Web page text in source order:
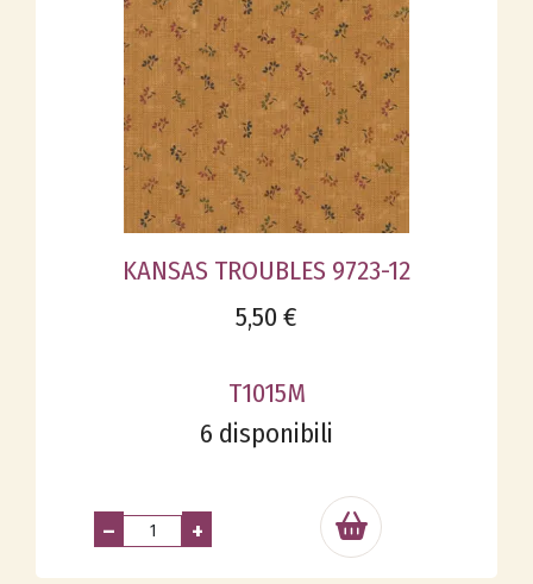
KANSAS TROUBLES 9723-12
5,50 €
T1015M
6 disponibili
– +